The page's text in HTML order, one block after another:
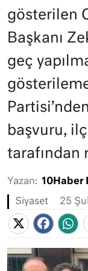
gösterilen
Başkanı
geç
başvuru,
tarafından
Yazan: 10Haber
Siyaset 25